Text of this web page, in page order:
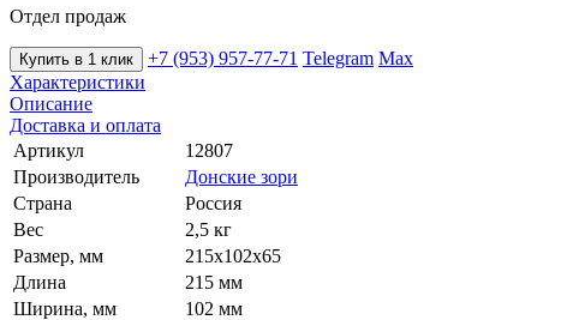
Отдел продаж
Купить в 1 клик +7 (953) 957-77-71 Telegram Max
Характеристики
Описание
Доставка и оплата
Артикул
12807
Производитель
Донские зори
Страна
Россия
Вес
2,5 кг
Размер, мм
215х102х65
Длина
215 мм
Ширина, мм
102 мм